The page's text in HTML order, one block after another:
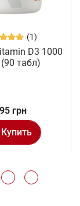
(1)
D3 1000
табл)
грн
Купить